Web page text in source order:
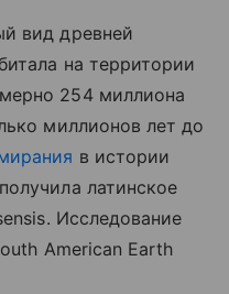
вид древней
на территории
254 миллиона
миллионов лет до
в истории
латинское
Исследование
American Earth